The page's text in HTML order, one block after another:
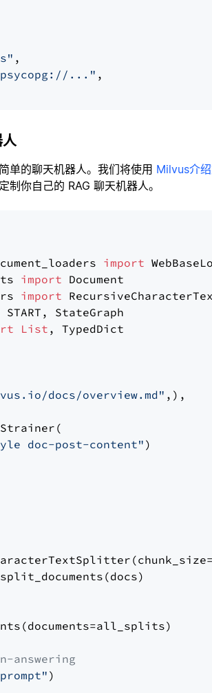
,
..." ,
单的聊天机器人。我们将使用 Milvus介
你自己的 RAG 聊天机器人。
import
import
import
List , TypedDict
docs/overview.md" ,),
doc-post-content" )
answering
)